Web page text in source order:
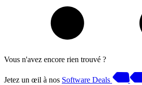
Vous n'avez encore rien trouvé ?
Jetez un œil à nos Software Deals